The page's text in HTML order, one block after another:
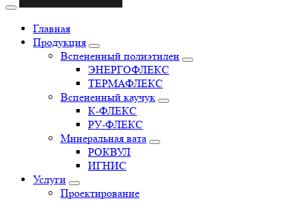
Главная
Продукция
Вспененный полиэтилен
ЭНЕРГОФЛЕКС
ТЕРМАФЛЕКС
Вспененный каучук
К-ФЛЕКС
РУ-ФЛЕКС
Минеральная вата
РОКВУЛ
ИГНИС
Услуги
Проектирование